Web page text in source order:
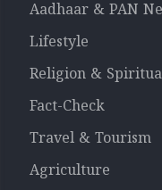
Aadhaar & PAN
Lifestyle
Religion &
Fact-Check
Travel & Tourism
Agriculture